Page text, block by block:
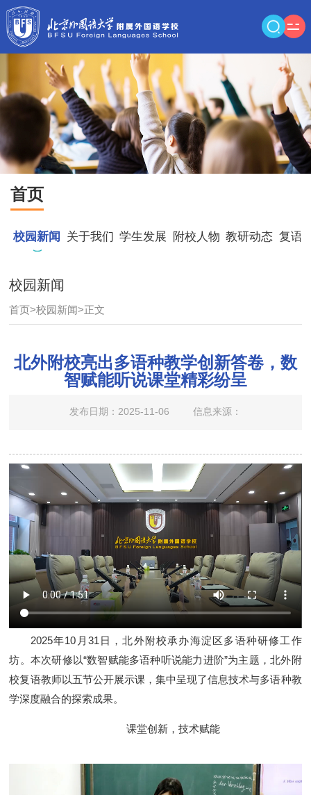
首页
校园新闻 关于我们 学生发展 附校人物 教研动态 复语
校园新闻
首页>校园新闻>正文
北外附校亮出多语种教学创新答卷，数
智赋能听说课堂精彩纷呈
发布日期：2025-11-06 信息来源：
2025年10月31日，北外附校承办海淀区多语种研修工作
坊。本次研修以“数智赋能多语种听说能力进阶”为主题，北外附
校复语教师以五节公开展示课，集中呈现了信息技术与多语种教
学深度融合的探索成果。
课堂创新，技术赋能